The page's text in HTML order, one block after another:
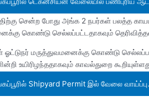
சென்ற போது அங்க 2 நபர்கள் பலத்த
கொண்டு செல்லப்பட்டதாகவும்
மருத்துவமனைக்கு கொண்டு
உயிரிழந்ததாகவும் காவல்துறை
Shipyard Permit இல் வேலை